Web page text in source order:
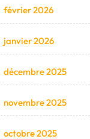
février 2026
janvier 2026
décembre 2025
novembre 2025
octobre 2025